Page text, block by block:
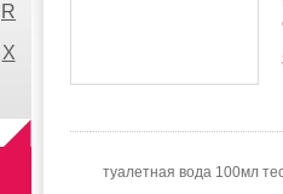
туалетная вода 100мл
R
X